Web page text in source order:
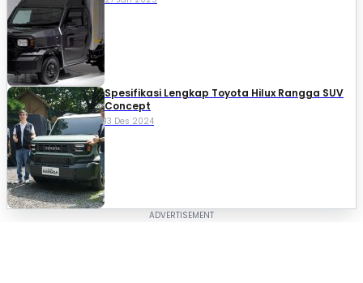
Spesifikasi Lengkap Toyota Hilux Rangga SUV
Concept
13 Des 2024